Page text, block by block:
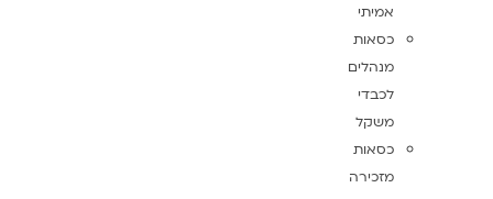
אמיתי
כסאות
מנהלים
לכבדי
משקל
כסאות
מזכירה